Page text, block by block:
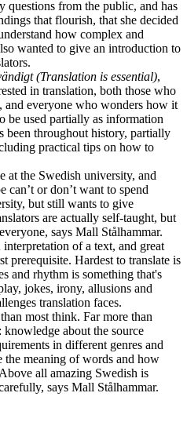
questions from the public, and has
that flourish, that she decided
how complex and
wanted to give an introduction to
(Translation is essential),
in translation, both those who
everyone who wonders how it
be used partially as information
been throughout history, partially
practical tips on how to
at the Swedish university, and
can’t or don’t want to spend
but still wants to give
are actually self-taught, but
says Mall Stålhammar.
of a text, and great
prerequisite. Hardest to translate is
and rhythm is something that's
jokes, irony, allusions and
translation faces.
most think. Far more than
about the source
in different genres and
the meaning of words and how
all amazing Swedish is
says Mall Stålhammar.